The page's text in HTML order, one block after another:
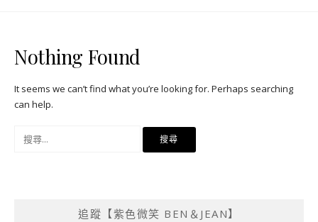
Nothing Found
It seems we can’t find what you’re looking for. Perhaps searching
can help.
追蹤【紫色微笑 BEN＆JEAN】